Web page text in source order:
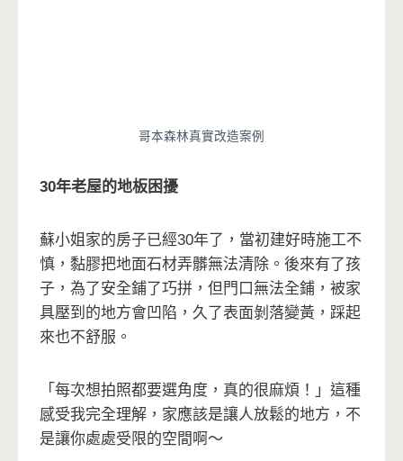
哥本森林真實改造案例
30年老屋的地板困擾
蘇小姐家的房子已經30年了，當初建好時施工不
慎，黏膠把地面石材弄髒無法清除。後來有了孩
子，為了安全鋪了巧拼，但門口無法全鋪，被家
具壓到的地方會凹陷，久了表面剝落變黃，踩起
來也不舒服。
「每次想拍照都要選角度，真的很麻煩！」這種
感受我完全理解，家應該是讓人放鬆的地方，不
是讓你處處受限的空間啊～